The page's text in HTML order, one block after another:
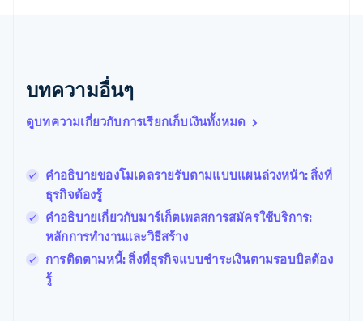
บทความอื่นๆ
ดูบทความเกี่ยวกับการเรียกเก็บเงินทั้งหมด
คำอธิบายของโมเดลรายรับตามแบบแผนล่วงหน้า: สิ่งที่
ธุรกิจต้องรู้
คำอธิบายเกี่ยวกับมาร์เก็ตเพลสการสมัครใช้บริการ:
หลักการทำงานและวิธีสร้าง
การติดตามหนี้: สิ่งที่ธุรกิจแบบชำระเงินตามรอบบิลต้อง
รู้
NederlandsFrançais
โปรตุเกส
PortuguêsEnglish
ฝรั่งเศส
FrançaisEnglish
ฟินแลนด์
English Svenska
มอลตา
English
มาเลเซีย
English